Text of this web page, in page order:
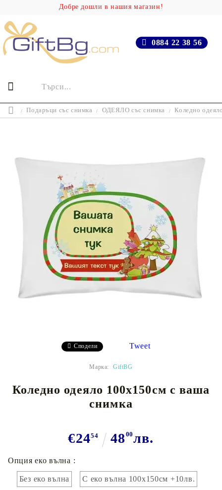
Добре дошли в нашия магазин!
0884 22 38 56
Подаръци със снимка ОДЕЯЛО със снимка Коледно
Сподели Tweet
Марка: GiftBG
Коледно одеяло 100х150см с ваша
снимка
€2454 48 00лв.
Опция еко вълна :
Без еко вълна С еко вълна 100х150см +10лв.